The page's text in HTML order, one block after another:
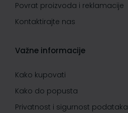
Povrat proizvoda i reklamacije
Kontaktirajte nas
Važne informacije
Kako kupovati
Kako do popusta
Privatnost i sigurnost podataka